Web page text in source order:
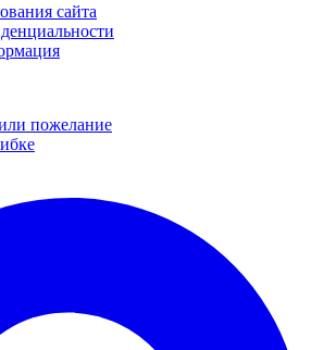
сайта
пожелание